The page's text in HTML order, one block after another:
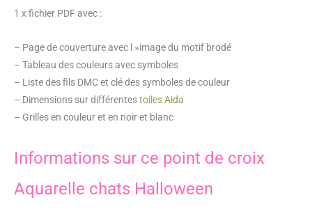
1 x fichier PDF avec :
– Page de couverture avec l »image du motif brodé
– Tableau des couleurs avec symboles
– Liste des fils DMC et clé des symboles de couleur
– Dimensions sur différentestoiles Aida
– Grilles en couleur et en noir et blanc
Informations sur ce point de croix
Aquarelle chats Halloween